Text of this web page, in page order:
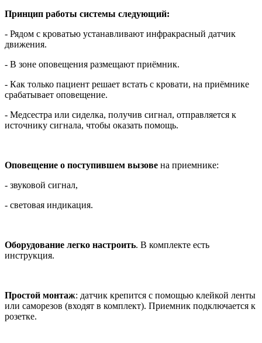
Принцип работы системы следующий:
- Рядом с кроватью устанавливают инфракрасный датчик
движения.
- В зоне оповещения размещают приёмник.
- Как только пациент решает встать с кровати, на приёмнике
срабатывает оповещение.
- Медсестра или сиделка, получив сигнал, отправляется к
источнику сигнала, чтобы оказать помощь.
Оповещение о поступившем вызове на приемнике:
- звуковой сигнал,
- световая индикация.
Оборудование легко настроить. В комплекте есть
инструкция.
Простой монтаж: датчик крепится с помощью клейкой ленты
или саморезов (входят в комплект). Приемник подключается к
розетке.